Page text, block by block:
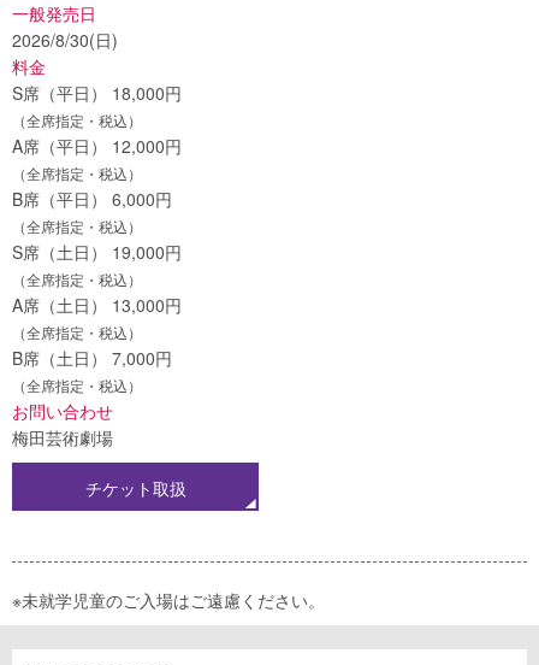
一般発売日
2026/8/30(日)
料金
S席（平日） 18,000円
（全席指定・税込）
A席（平日） 12,000円
（全席指定・税込）
B席（平日） 6,000円
（全席指定・税込）
S席（土日） 19,000円
（全席指定・税込）
A席（土日） 13,000円
（全席指定・税込）
B席（土日） 7,000円
（全席指定・税込）
お問い合わせ
梅田芸術劇場
チケット取扱
※未就学児童のご入場はご遠慮ください。